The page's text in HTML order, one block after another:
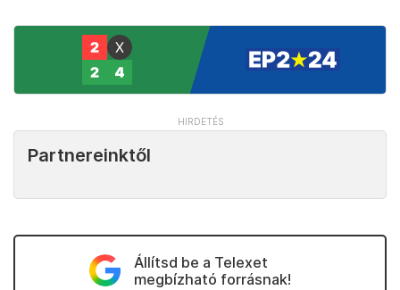
Partnereinktől
Állítsd be a Telexet
megbízható forrásnak!